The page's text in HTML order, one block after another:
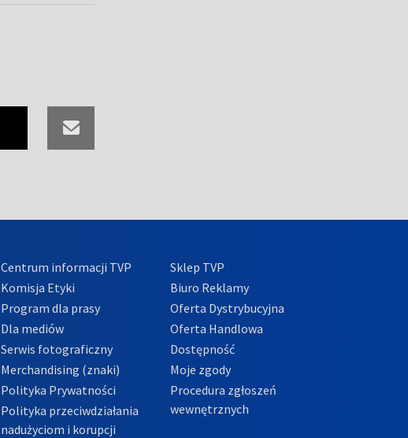
Centrum informacji TVP
Komisja Etyki
Program dla prasy
Dla mediów
Serwis fotograficzny
Merchandising (znaki)
Polityka Prywatności
Polityka przeciwdziałania
nadużyciom i korupcji
Sklep TVP
Biuro Reklamy
Oferta Dystrybucyjna
Oferta Handlowa
Dostępność
Moje zgody
Procedura zgłoszeń
wewnętrznych